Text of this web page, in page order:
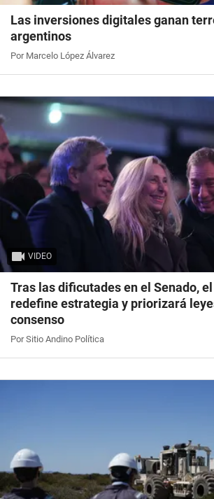
Las inversiones digitales ganan
argentinos
Por Marcelo López Álvarez
VIDEO
Tras las dificutades en el Senado,
redefine estrategia y priorizará
consenso
Por Sitio Andino Política